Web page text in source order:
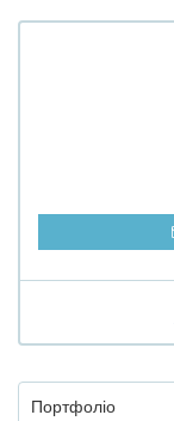
Портфоліо